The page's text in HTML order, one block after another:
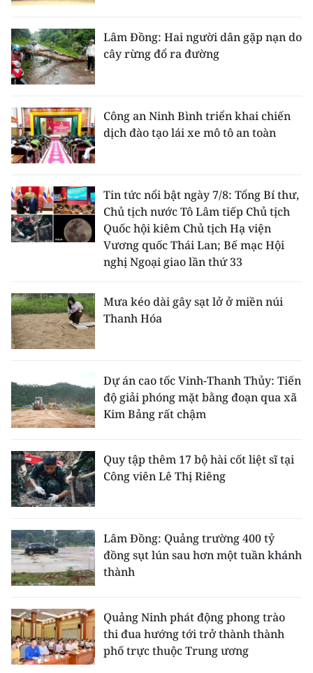
Lâm Đồng: Hai người dân gặp nạn do
cây rừng đổ ra đường
Công an Ninh Bình triển khai chiến
dịch đào tạo lái xe mô tô an toàn
Tin tức nổi bật ngày 7/8: Tổng Bí thư,
Chủ tịch nước Tô Lâm tiếp Chủ tịch
Quốc hội kiêm Chủ tịch Hạ viện
Vương quốc Thái Lan; Bế mạc Hội
nghị Ngoại giao lần thứ 33
Mưa kéo dài gây sạt lở ở miền núi
Thanh Hóa
Dự án cao tốc Vinh-Thanh Thủy: Tiến
độ giải phóng mặt bằng đoạn qua xã
Kim Bảng rất chậm
Quy tập thêm 17 bộ hài cốt liệt sĩ tại
Công viên Lê Thị Riêng
Lâm Đồng: Quảng trường 400 tỷ
đồng sụt lún sau hơn một tuần khánh
thành
Quảng Ninh phát động phong trào
thi đua hướng tới trở thành thành
phố trực thuộc Trung ương